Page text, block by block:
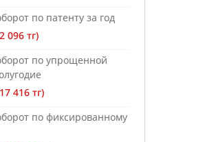
по патенту за год
096 тг)
по упрощенной
416 тг)
по фиксированному